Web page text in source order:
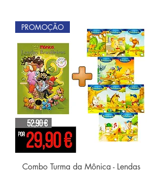
PROMOÇÃO
Combo Turma da Mônica - Lendas